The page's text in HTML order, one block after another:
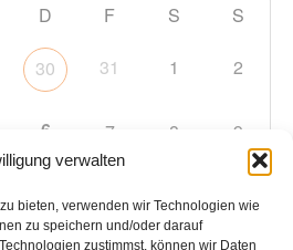
verwalten
bieten, verwenden wir Technologien wie
zu speichern und/oder darauf
zustimmst, können wir Daten
D F S S
30 31 1 2
6 7 8 9
13 14 15